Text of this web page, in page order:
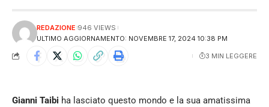
ULTIMO AGGIORNAMENTO: NOVEMBRE 17, 2024 10:38 PM
REDAZIONE 946 VIEWS
3 MIN LEGGERE
Gianni Taibi ha lasciato questo mondo e la sua amatissima